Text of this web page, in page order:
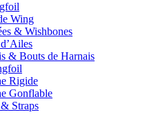
Wing
& Wishbones
& Bouts de Harnais
Rigide
Gonflable
Straps